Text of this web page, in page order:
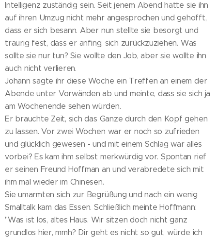
Intelligenz zuständig sein. Seit jenem Abend hatte sie ihn
auf ihren Umzug nicht mehr angesprochen und gehofft,
dass er sich besann. Aber nun stellte sie besorgt und
traurig fest, dass er anfing, sich zurückzuziehen. Was
sollte sie nur tun? Sie wollte den Job, aber sie wollte ihn
auch nicht verlieren.
Johann sagte ihr diese Woche ein Treffen an einem der
Abende unter Vorwänden ab und meinte, dass sie sich ja
am Wochenende sehen würden.
Er brauchte Zeit, sich das Ganze durch den Kopf gehen
zu lassen. Vor zwei Wochen war er noch so zufrieden
und glücklich gewesen - und mit einem Schlag war alles
vorbei? Es kam ihm selbst merkwürdig vor. Spontan rief
er seinen Freund Hoffman an und verabredete sich mit
ihm mal wieder im Chinesen.
Sie umarmten sich zur Begrüßung und nach ein wenig
Smalltalk kam das Essen. Schließlich meinte Hoffmann:
"Was ist los, altes Haus. Wir sitzen doch nicht ganz
grundlos hier, mmh? Dir geht es nicht so gut, würde ich